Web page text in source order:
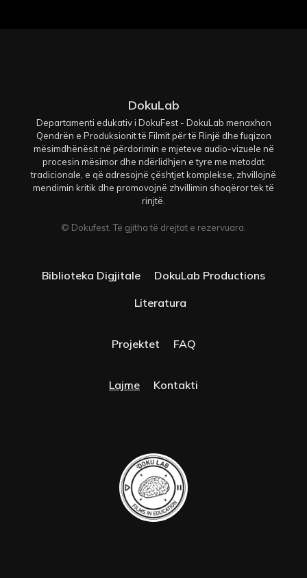
DokuLab
Departamenti edukativ i DokuFest - DokuLab menaxhon
Qendrën e Produksionit të Filmit për të Rinjë dhe fuqizon
mësimdhënësit në përdorimin e mjeteve audio-vizuele në
procesin mësimor dhe ndërlidhjen e tyre me metodat
tradicionale, e që adresojnë çështjet komplekse, zhvillojnë
mendimin kritik dhe promovojnë zhvillimin shoqëror tek të
rinjtë.
© Dokufest. Të gjitha të drejtat e rezervuara.
Biblioteka Digjitale
DokuLab Productions
Literatura
Projektet FAQ
Lajme Kontakti